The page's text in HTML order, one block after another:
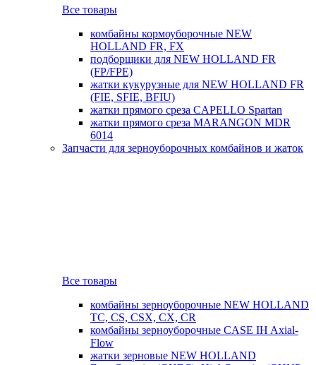
Все товары
комбайны кормоуборочные NEW
HOLLAND FR, FX
подборщики для NEW HOLLAND FR
(FP/FPE)
жатки кукурузные для NEW HOLLAND FR
(FIE, SFIE, BFIU)
жатки прямого среза CAPELLO Spartan
жатки прямого среза MARANGON MDR
6014
Запчасти для зерноуборочных комбайнов и жаток
Все товары
комбайны зерноуборочные NEW HOLLAND
TC, CS, CSX, CX, CR
комбайны зерноуборочные CASE IH Axial-
Flow
жатки зерновые NEW HOLLAND